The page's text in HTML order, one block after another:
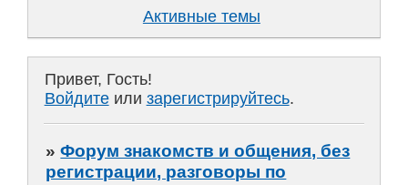
Активные темы
Привет, Гость!
Войдитеили зарегистрируйтесь.
»Форум знакомств и общения, без
регистрации, разговоры по